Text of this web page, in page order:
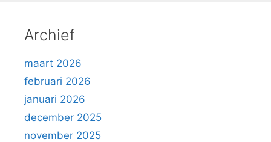
Archief
maart 2026
februari 2026
januari 2026
december 2025
november 2025